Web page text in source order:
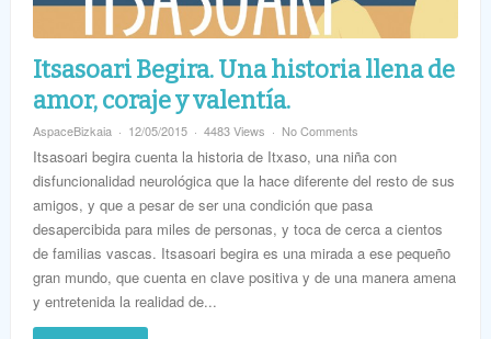
Itsasoari Begira. Una historia llena de
amor, coraje y valentía.
AspaceBizkaia 12/05/2015 4483 Views No Comments
Itsasoari begira cuenta la historia de Itxaso, una niña con
disfuncionalidad neurológica que la hace diferente del resto de sus
amigos, y que a pesar de ser una condición que pasa
desapercibida para miles de personas, y toca de cerca a cientos
de familias vascas. Itsasoari begira es una mirada a ese pequeño
gran mundo, que cuenta en clave positiva y de una manera amena
y entretenida la realidad de...